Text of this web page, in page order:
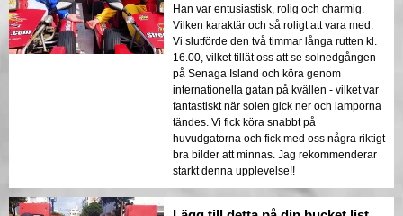
Han var entusiastisk, rolig och charmig.
Vilken karaktär och så roligt att vara med.
Vi slutförde den två timmar långa rutten kl.
16.00, vilket tillät oss att se solnedgången
på Senaga Island och köra genom
internationella gatan på kvällen - vilket var
fantastiskt när solen gick ner och lamporna
tändes. Vi fick köra snabbt på
huvudgatorna och fick med oss några riktigt
bra bilder att minnas. Jag rekommenderar
starkt denna upplevelse!!